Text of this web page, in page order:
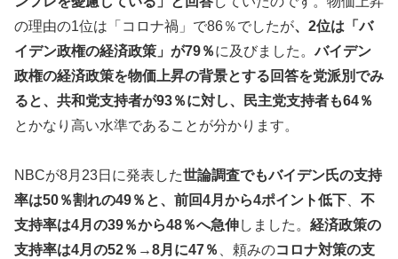
の理由の1位は「コロナ禍」で86％でしたが、2位は「バ
イデン政権の経済政策」が79％に及びました。バイデン
政権の経済政策を物価上昇の背景とする回答を党派別でみ
ると、共和党支持者が93％に対し、民主党支持者も64％
とかなり高い水準であることが分かります。
NBCが8月23日に発表した世論調査でもバイデン氏の支持
率は50％割れの49％と、前回4月から4ポイント低下
不
支持率は4月の39％から48％へ急伸しました。 経済政策の
支持率は4月の52％→8月に47％
、頼みのコロナ対策の支